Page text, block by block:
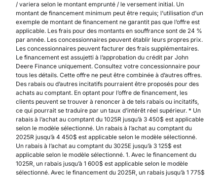
/ variera selon le montant emprunté / le versement initial. Un
montant de financement minimum peut être requis; l’utilisation d’un
exemple de montant de financement ne garantit pas que l’offre est
applicable. Les frais pour des montants en souffrance sont de 24 %
par année. Les concessionnaires peuvent établir leurs propres prix.
Les concessionnaires peuvent facturer des frais supplémentaires.
Le financement est assujetti à l’approbation du crédit par John
Deere Finance uniquement. Consultez votre concessionnaire pour
tous les détails. Cette offre ne peut être combinée à d’autres offres.
Des rabais ou d’autres incitatifs pourraient être proposés pour des
achats au comptant. En optant pour l’offre de financement, les
clients peuvent se trouver à renoncer à de tels rabais ou incitatifs,
ce qui pourrait se traduire par un taux d’intérêt réel supérieur. * Un
rabais à l’achat au comptant du 1025R jusqu’à 3 450$ est applicable
selon le modèle sélectionné. Un rabais à l’achat au comptant du
2025R jusqu’à 4 450$ est applicable selon le modèle sélectionné.
Un rabais à l’achat au comptant du 3025E jusqu’à 3 125$ est
applicable selon le modèle sélectionné. 1. Avec le financement du
1025R, un rabais jusqu’à 1 600$ est applicable selon le modèle
sélectionné. Avec le financement du 2025R, un rabais jusqu’à 1 775$